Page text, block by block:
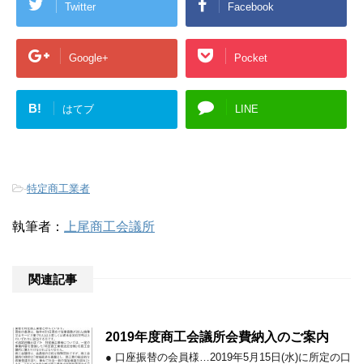
Twitter Facebook
Google+ Pocket
B! はてブ LINE
-特定商工業者
執筆者： 上尾商工会議所
関連記事
2019年度商工会議所会費納入のご案内
● 口座振替の会員様…2019年5月15日(水)に所定の口